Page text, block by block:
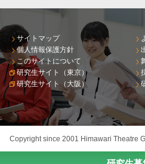
サイトマップ
個人情報保護方針
このサイトについて
研究生サイト（東京）
研究生サイト（大阪）
Copyright since 2001 Himawari Theatre